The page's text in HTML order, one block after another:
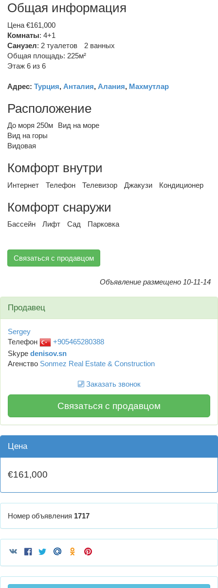
Общая информация
Цена €161,000
Комнаты: 4+1
Санузел: 2 туалетов
2 ванных
Общая площадь: 225м²
Этаж 6 из 6
Адрес: Турция, Анталия, Алания, Махмутлар
Расположение
До моря 250м
Вид на море
Вид на горы
Видовая
Комфорт внутри
Интернет Телефон Телевизор Джакузи Кондиционер
Комфорт снаружи
Бассейн Лифт Сад Парковка
Связаться с продавцом
Объявление размещено 10-11-14
Продавец
Sergey
Телефон
+905465280388
Skype denisov.sn
Агенство Sonmez Real Estate & Construction
Заказать звонок
Связаться с продавцом
Цена
€161,000
Номер объявления 1717